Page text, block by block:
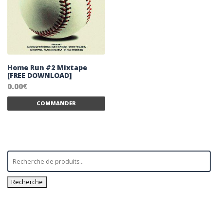
Home Run #2 Mixtape
[FREE DOWNLOAD]
0.00€
COMMANDER
Ce produit a plusieurs variations. Les
Recherche